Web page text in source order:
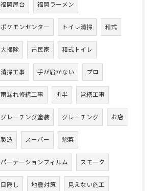
福岡屋台 福岡ラーメン
ポケモンセンター トイレ清掃 和式
大掃除 古民家 和式トイレ
清掃工事 手が届かない プロ
雨漏れ修繕工事 折半 営繕工事
グレーチング塗装 グレーチング お店
製造 スーパー 惣菜
パーテーションフィルム スモーク
目隠し 地震対策 見えない施工